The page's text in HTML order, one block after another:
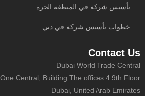
تأسيس شركة في المنطقة الحرة
خطوات تأسيس شركة في دبي
Contact Us
Dubai World Trade Central
One Central, Building The offices 4 9th Floor
Dubai, United Arab Emirates